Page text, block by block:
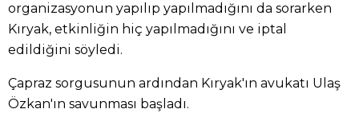
organizasyonun yapılıp yapılmadığını da sorarken
Kıryak, etkinliğin hiç yapılmadığını ve iptal
edildiğini söyledi.
Çapraz sorgusunun ardından Kıryak'ın avukatı Ulaş
Özkan'ın savunması başladı.